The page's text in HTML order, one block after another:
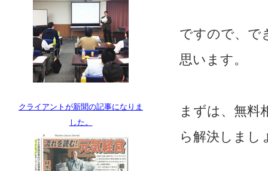
ですので、で
思います。
まずは、無
ら解決しまし
クライアントが新聞の記事になりま
した。